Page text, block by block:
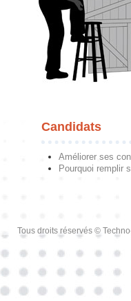
Candidats
Améliorer ses
Pourquoi remplir
Tous droits réservés ©